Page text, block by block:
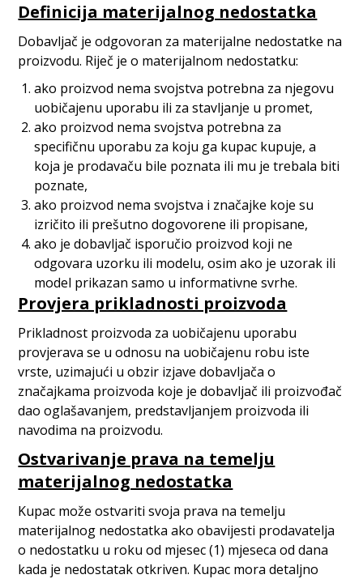
Definicija materijalnog nedostatka
Dobavljač je odgovoran za materijalne nedostatke na
proizvodu. Riječ je o materijalnom nedostatku:
ako proizvod nema svojstva potrebna za njegovu
uobičajenu uporabu ili za stavljanje u promet,
ako proizvod nema svojstva potrebna za
specifičnu uporabu za koju ga kupac kupuje, a
koja je prodavaču bile poznata ili mu je trebala biti
poznate,
ako proizvod nema svojstva i značajke koje su
izričito ili prešutno dogovorene ili propisane,
ako je dobavljač isporučio proizvod koji ne
odgovara uzorku ili modelu, osim ako je uzorak ili
model prikazan samo u informativne svrhe.
Provjera prikladnosti proizvoda
Prikladnost proizvoda za uobičajenu uporabu
provjerava se u odnosu na uobičajenu robu iste
vrste, uzimajući u obzir izjave dobavljača o
značajkama proizvoda koje je dobavljač ili proizvođač
dao oglašavanjem, predstavljanjem proizvoda ili
navodima na proizvodu.
Ostvarivanje prava na temelju
materijalnog nedostatka
Kupac može ostvariti svoja prava na temelju
materijalnog nedostatka ako obavijesti prodavatelja
o nedostatku u roku od mjesec (1) mjeseca od dana
kada je nedostatak otkriven. Kupac mora detaljno